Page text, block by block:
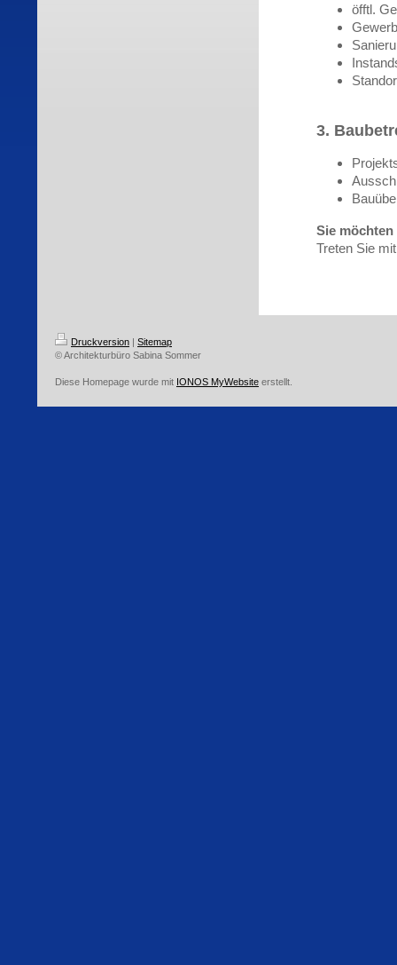
öfftl.
3.
Sie
Treten Sie
Druckversion | Sitemap
© Architekturbüro Sabina Sommer
Diese Homepage wurde mit IONOS MyWebsite erstellt.